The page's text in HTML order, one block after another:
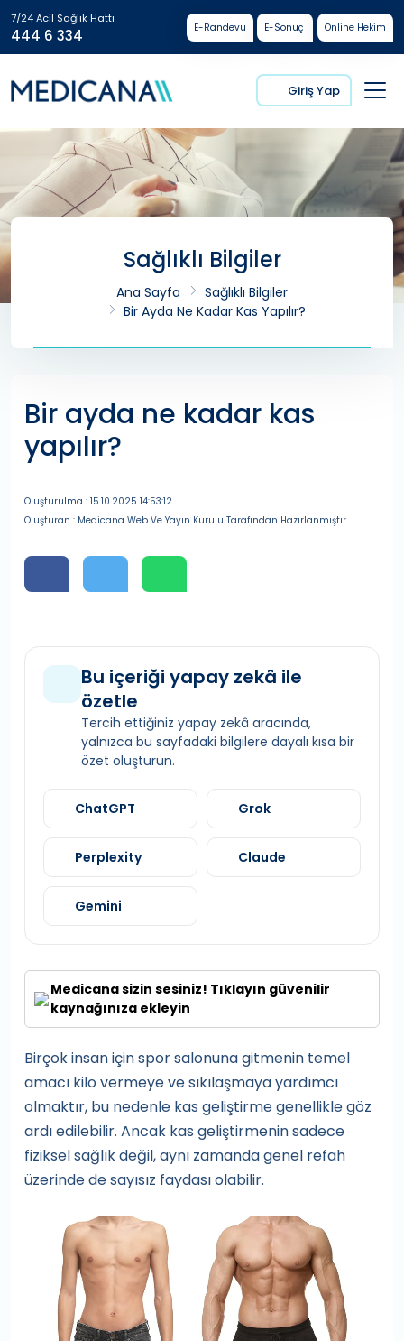
7/24 Acil Sağlık Hattı
444 6 334 E-Randevu E-Sonuç Online Hekim
Giriş Yap
Sağlıklı Bilgiler
Ana Sayfa
Sağlıklı Bilgiler
Bir Ayda Ne Kadar Kas Yapılır?
Bir ayda ne kadar kas
yapılır?
Oluşturulma : 15.10.2025 14:53:12
Oluşturan : Medicana Web Ve Yayın Kurulu Tarafından Hazırlanmıştır.
Bu içeriği yapay zekâ ile
özetle
Tercih ettiğiniz yapay zekâ aracında,
yalnızca bu sayfadaki bilgilere dayalı kısa bir
özet oluşturun.
ChatGPT Grok
Perplexity Claude
Gemini
Medicana sizin sesiniz! Tıklayın güvenilir
kaynağınıza ekleyin
Birçok insan için spor salonuna gitmenin temel
amacı kilo vermeye ve sıkılaşmaya yardımcı
olmaktır, bu nedenle kas geliştirme genellikle göz
ardı edilebilir. Ancak kas geliştirmenin sadece
fiziksel sağlık değil, aynı zamanda genel refah
üzerinde de sayısız faydası olabilir.